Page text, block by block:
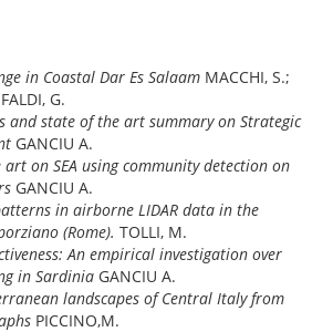
in Coastal Dar Es Salaam MACCHI, S.;
G.
and state of the art summary on Strategic
GANCIU A.
on SEA using community detection on
GANCIU A.
in airborne LIDAR data in the
(Rome). TOLLI, M.
An empirical investigation over
in Sardinia GANCIU A.
landscapes of Central Italy from
PICCINO,M.